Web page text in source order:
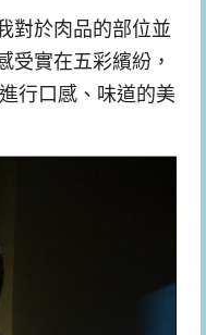
對於肉品的部位並
受實在五彩繽紛，
行口感、味道的美